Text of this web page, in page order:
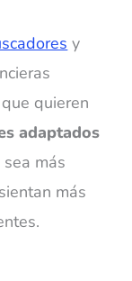
y
que quieren
adaptados
más
más